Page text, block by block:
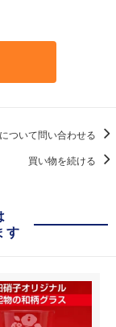
ついて問い合わせる
買い物を続ける
す